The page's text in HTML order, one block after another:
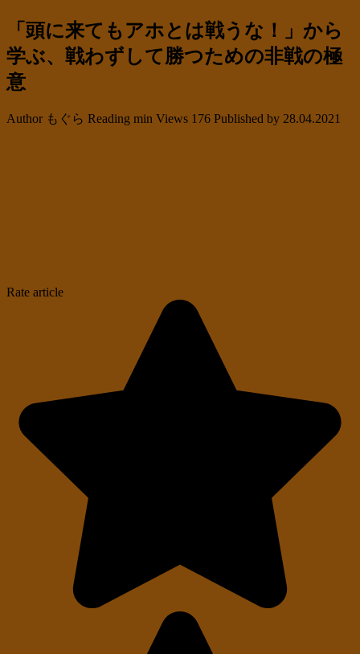
「頭に来てもアホとは戦うな！」から
学ぶ、戦わずして勝つための非戦の極
意
Authorもぐら Reading min Views 176 Published by 28.04.2021
Rate article